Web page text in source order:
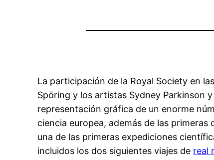
La participación de la Royal Society en
Spöring y los artistas Sydney Parkinson
representación gráfica de un enorme
ciencia europea, además de las
una de las primeras expediciones
incluidos los dos siguientes viajes de real